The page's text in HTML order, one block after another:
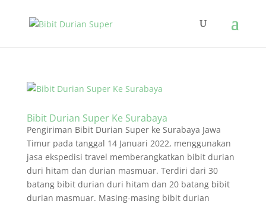
Bibit Durian Super Ke Surabaya
Pengiriman Bibit Durian Super ke Surabaya Jawa
Timur pada tanggal 14 Januari 2022, menggunakan
jasa ekspedisi travel memberangkatkan bibit durian
duri hitam dan durian masmuar. Terdiri dari 30
batang bibit durian duri hitam dan 20 batang bibit
durian masmuar. Masing-masing bibit durian